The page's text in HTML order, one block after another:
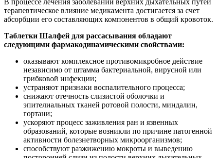
В процессе лечения заболеваний верхних дыхательных путей
терапевтическое влияние медикамента достигается за счет
абсорбции его составляющих компонентов в общий кровоток.
Таблетки Шалфей для рассасывания обладают
следующими фармакодинамическими свойствами:
оказывают комплексное противомикробное действие
независимо от штамма бактериальной, вирусной или
грибковой инфекции;
устраняют признаки воспалительного процесса;
снижают отечность слизистой оболочки и
эпителиальных тканей ротовой полости, миндалин,
гортани;
ускоряют процесс заживления ран и язвенных
образований, которые возникли по причине патогенной
активности болезнетворных микроорганизмов;
способствуют разжижению мокроты и выведению